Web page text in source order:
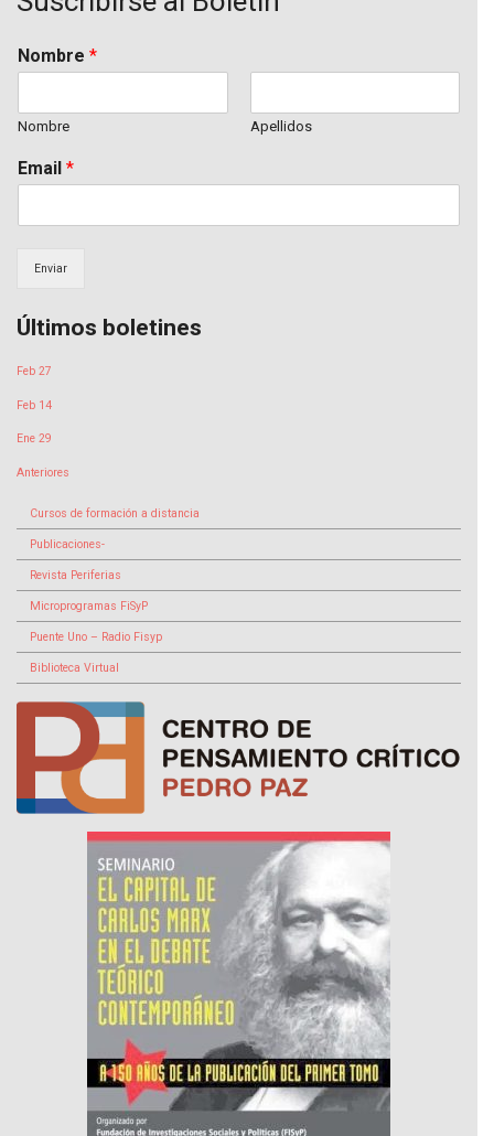
Nombre *
Nombre Apellidos
Email *
Enviar
Últimos boletines
Feb 27
Feb 14
Ene 29
Anteriores
Cursos de formación a distancia
Publicaciones-
Revista Periferias
Microprogramas FiSyP
Puente Uno – Radio Fisyp
Biblioteca Virtual